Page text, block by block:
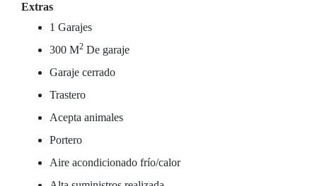
Extras
1 Garajes
300 M2 De garaje
Garaje cerrado
Trastero
Acepta animales
Portero
Aire acondicionado frío/calor